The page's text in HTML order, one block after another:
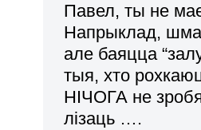
Павел, ты не
Напрыклад,
але баяцца
тыя, хто
НІЧОГА не
лізаць ….